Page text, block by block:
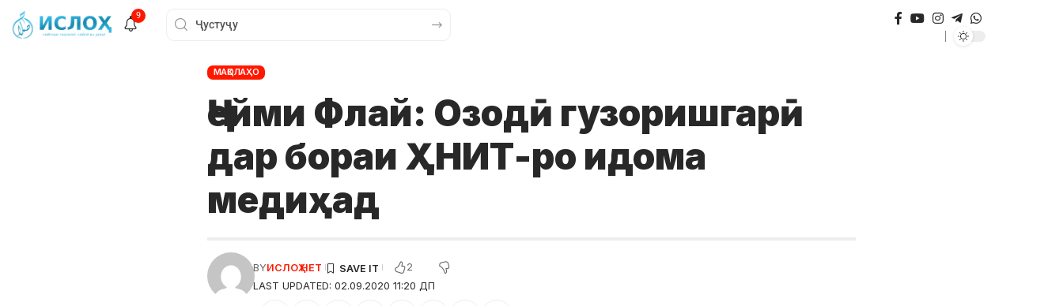
9
МАҚОЛАҲО
Ҷейми Флай: Озодӣ гузоришгарӣ
дар бораи ҲНИТ-ро идома
медиҳад
LAST UPDATED: 02.09.2020 11:20 ДП
BYИСЛОҲ НЕТ 2